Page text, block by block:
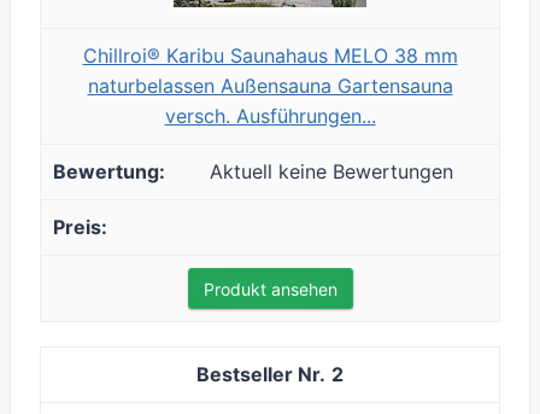
Chillroi® Karibu Saunahaus MELO 38 mm
naturbelassen Außensauna Gartensauna
versch. Ausführungen...
Aktuell keine Bewertungen
Produkt ansehen
2